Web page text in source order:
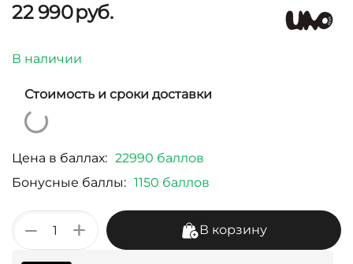
22 990руб.
В наличии
Стоимость и сроки доставки
Цена в баллах: 22990 баллов
Бонусные баллы: 1150 баллов
+
− В корзину